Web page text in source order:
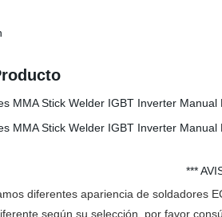
***
diferentes apariencia de soldadores
según su selección, por favor